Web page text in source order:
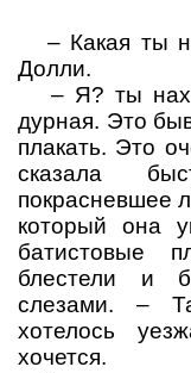
– Какая ты
Долли.
– Я? ты
дурная. Это
плакать. Это
сказала
покрасневшее
который она
батистовые
блестели и
слезами.
–
хотелось
хочется.